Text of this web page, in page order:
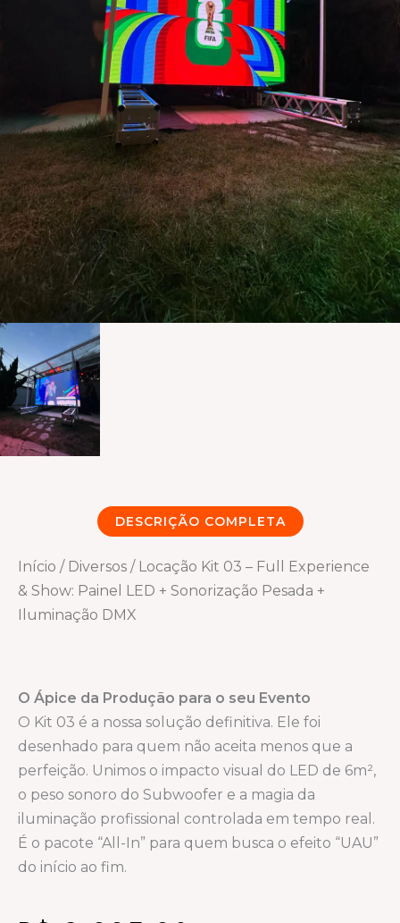
DESCRIÇÃO COMPLETA
Início / Diversos / Locação Kit 03 – Full Experience
& Show: Painel LED + Sonorização Pesada +
Iluminação DMX
O Ápice da Produção para o seu Evento
O Kit 03 é a nossa solução definitiva. Ele foi
desenhado para quem não aceita menos que a
perfeição. Unimos o impacto visual do LED de 6m²,
o peso sonoro do Subwoofer e a magia da
iluminação profissional controlada em tempo real.
É o pacote “All-In” para quem busca o efeito “UAU”
do início ao fim.